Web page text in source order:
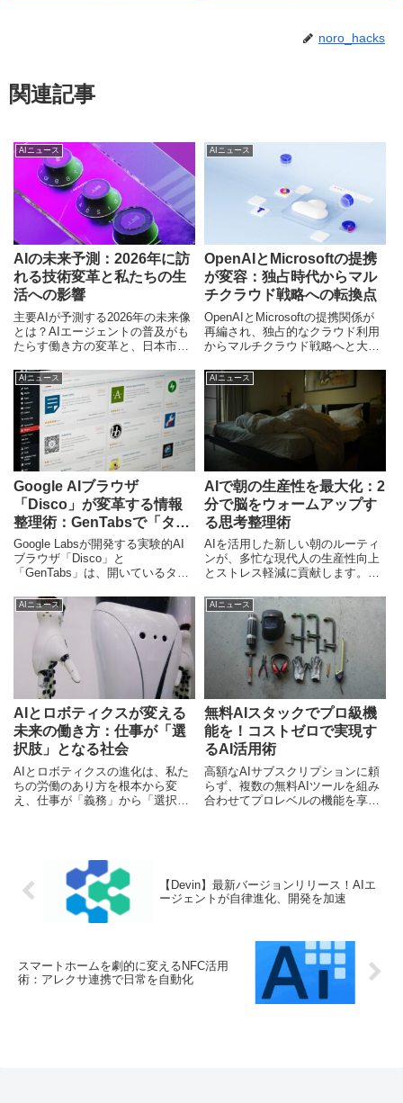
noro_hacks
関連記事
AIニュース
AIの未来予測：2026年に訪
れる技術変革と私たちの生
活への影響
主要AIが予測する2026年の未来像
とは？AIエージェントの普及がも
たらす働き方の変革と、日本市場
が独自分析します。
AIニュース
OpenAIとMicrosoftの提携
が変容：独占時代からマル
チクラウド戦略への転換点
OpenAIとMicrosoftの提携関係が
再編され、独占的なクラウド利用
からマルチクラウド戦略へと大き
味するAI業界の構造変化と、日本
企業が今後意識すべき戦略を独自
に分析します。
AIニュース
Google AIブラウザ
「Disco」が変革する情報
整理術：GenTabsで「タブ
地獄」から脱却
Google Labsが開発する実験的AI
ブラウザ「Disco」と
「GenTabs」は、開いているタブ
化したインタラクティブなWebア
プリを自動生成することで、情報
過多時代のブラウザ利用体験を根
本から変革します。
AIニュース
AIで朝の生産性を最大化：2
分で脳をウォームアップす
る思考整理術
AIを活用した新しい朝のルーティ
ンが、多忙な現代人の生産性向上
とストレス軽減に貢献します。わ
し、思考を整理するプロンプト設
計術や日本市場での活用事例、今
後の展望を専門ライターが解説。
AIニュース
AIとロボティクスが変える
未来の働き方：仕事が「選
択肢」となる社会
AIとロボティクスの進化は、私た
ちの労働のあり方を根本から変
え、仕事が「義務」から「選択
る新たなスキル、そして企業や個
人が取るべき戦略を専門ライター
が解説します。
AIニュース
無料AIスタックでプロ級機
能を！コストゼロで実現す
るAI活用術
高額なAIサブスクリプションに頼
らず、複数の無料AIツールを組み
合わせてプロレベルの機能を享受
【Devin】最新バージョンリリース！AIエ
ージェントが自律進化、開発を加速
スマートホームを劇的に変えるNFC活用
術：アレクサ連携で日常を自動化